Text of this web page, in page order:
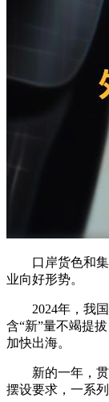
口岸货色和集
业向好形势。
2024年，我国
含“新”量不竭提
加快出海。
新的一年，贯
摆设要求，一系